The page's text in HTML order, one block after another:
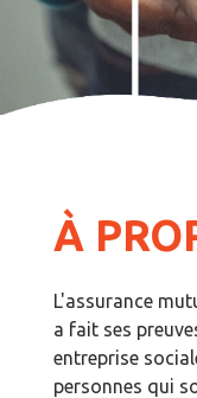
À
L'assurance
a fait ses
entreprise
personnes qui